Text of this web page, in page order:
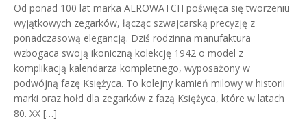
Od ponad 100 lat marka AEROWATCH poświęca się tworzeniu
wyjątkowych zegarków, łącząc szwajcarską precyzję z
ponadczasową elegancją. Dziś rodzinna manufaktura
wzbogaca swoją ikoniczną kolekcję 1942 o model z
komplikacją kalendarza kompletnego, wyposażony w
podwójną fazę Księżyca. To kolejny kamień milowy w historii
marki oraz hołd dla zegarków z fazą Księżyca, które w latach
80. XX […]